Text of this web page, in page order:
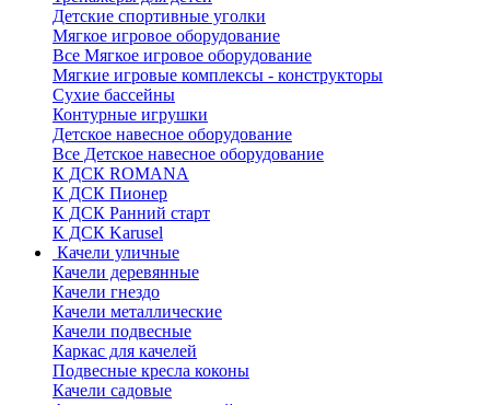
Детские спортивные уголки
Мягкое игровое оборудование
Все Мягкое игровое оборудование
Мягкие игровые комплексы - конструкторы
Сухие бассейны
Контурные игрушки
Детское навесное оборудование
Все Детское навесное оборудование
К ДСК ROMANA
К ДСК Пионер
К ДСК Ранний старт
К ДСК Karusel
Качели уличные
Качели деревянные
Качели гнездо
Качели металлические
Качели подвесные
Каркас для качелей
Подвесные кресла коконы
Качели садовые